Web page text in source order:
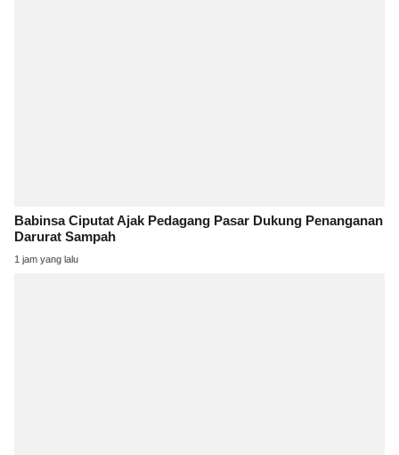
Babinsa Ciputat Ajak Pedagang Pasar Dukung Penanganan
Darurat Sampah
1 jam yang lalu